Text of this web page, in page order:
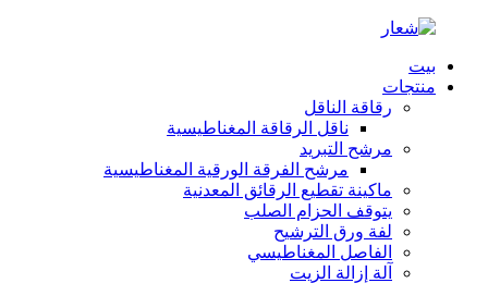
بيت
منتجات
رقاقة الناقل
ناقل الرقاقة المغناطيسية
مرشح التبريد
مرشح الفرقة الورقية المغناطيسية
ماكينة تقطيع الرقائق المعدنية
يتوقف الحزام الصلب
لفة ورق الترشيح
الفاصل المغناطيسي
آلة إزالة الزيت